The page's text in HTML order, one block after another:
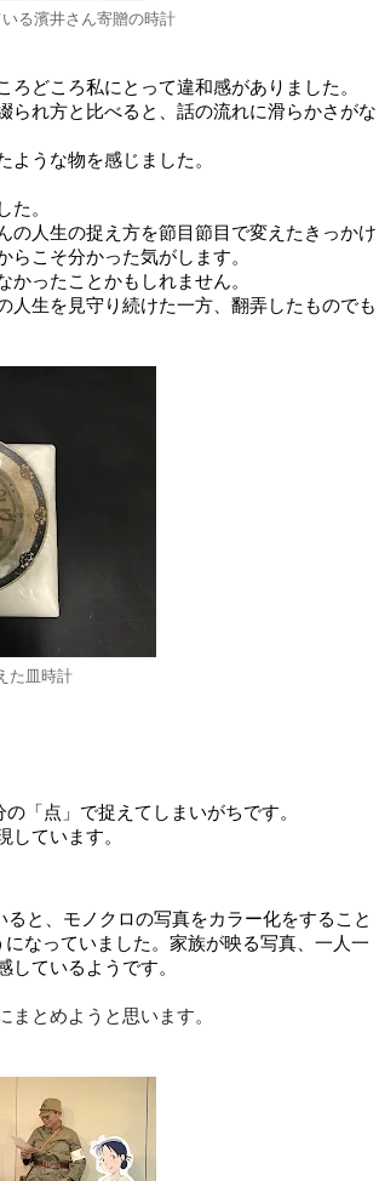
る濱井さん寄贈の時計
どころ私にとって違和感がありました。
れ方と比べると、話の流れに滑らかさがな
うな物を感じました。
た。
人生の捉え方を節目節目で変えたきっかけ
こそ分かった気がします。
ったことかもしれません。
生を見守り続けた一方、翻弄したものでも
た皿時計
「点」で捉えてしまいがちです。
ています。
と、モノクロの写真をカラー化をすること
なっていました。家族が映る写真、一人一
しているようです。
まとめようと思います。